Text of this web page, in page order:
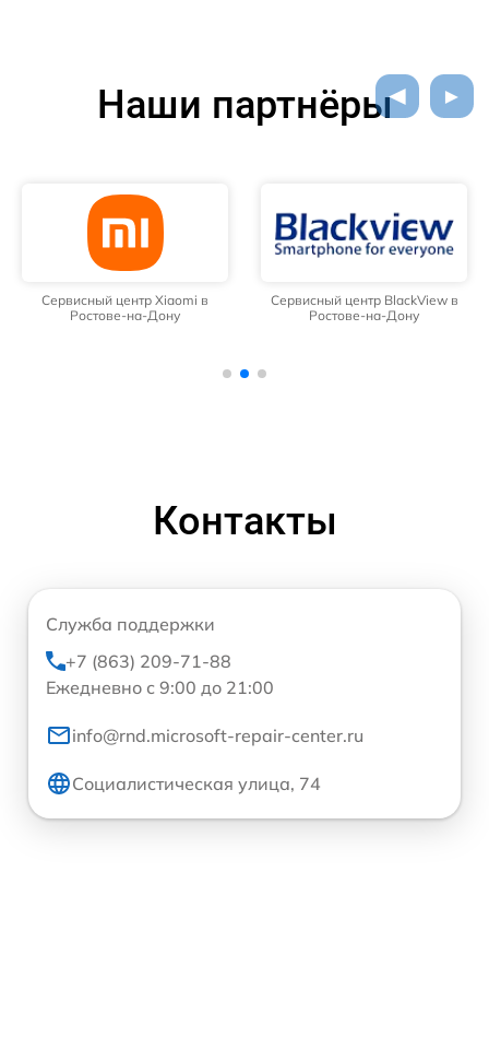
Наши партнёры
Сервисный центр Xiaomi в
Ростове-на-Дону
Сервисный центр BlackView в
Ростове-на-Дону
Контакты
Служба поддержки
+7 (863) 209-71-88
Ежедневно с 9:00 до 21:00
info@rnd.microsoft-repair-center.ru
Социалистическая улица, 74